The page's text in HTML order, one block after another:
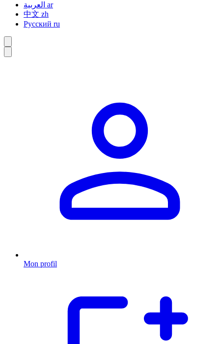
ar
中文 zh
Русский ru
Mon profil